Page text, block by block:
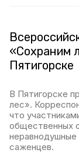
«Сохраним
Пятигорске
В Пятигорске
лес».
что
общественных
неравнодушные
саженцев.